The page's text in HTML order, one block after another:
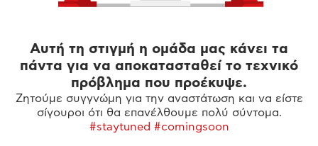
Αυτή τη στιγμή η ομάδα μας κάνει τα
πάντα για να αποκατασταθεί το τεχνικό
πρόβλημα που προέκυψε.
Ζητούμε συγγνώμη για την αναστάτωση και να είστε
σίγουροι ότι θα επανέλθουμε πολύ σύντομα.
#staytuned #comingsoon